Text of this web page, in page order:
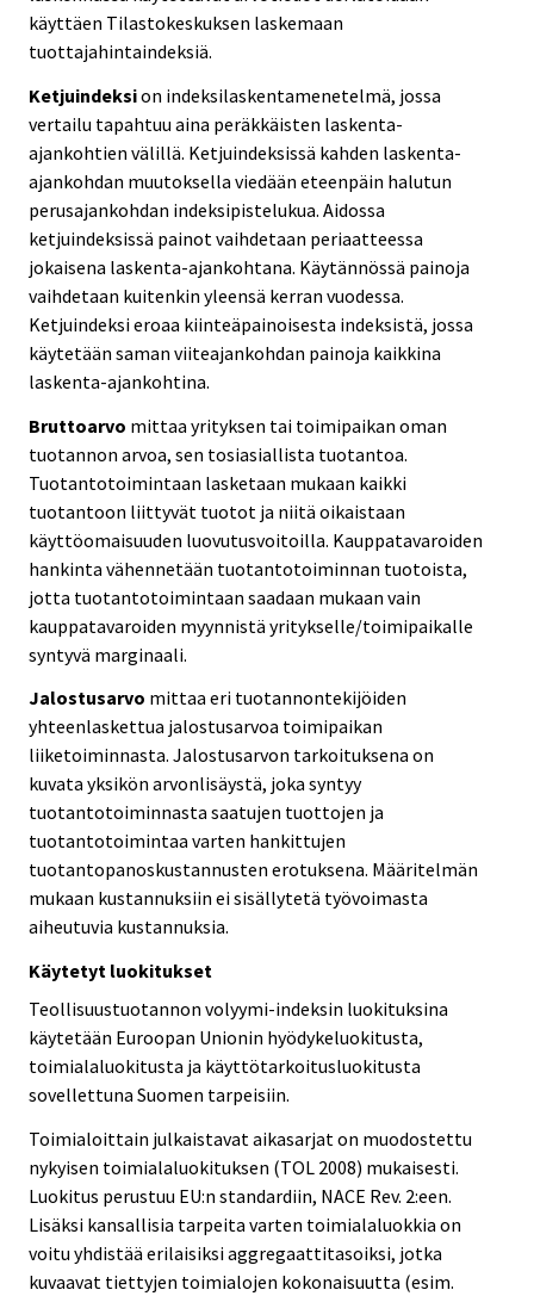
käyttäen Tilastokeskuksen laskemaan
tuottajahintaindeksiä.
Ketjuindeksion indeksilaskentamenetelmä, jossa
vertailu tapahtuu aina peräkkäisten laskenta-
ajankohtien välillä. Ketjuindeksissä kahden laskenta-
ajankohdan muutoksella viedään eteenpäin halutun
perusajankohdan indeksipistelukua. Aidossa
ketjuindeksissä painot vaihdetaan periaatteessa
jokaisena laskenta-ajankohtana. Käytännössä painoja
vaihdetaan kuitenkin yleensä kerran vuodessa.
Ketjuindeksi eroaa kiinteäpainoisesta indeksistä, jossa
käytetään saman viiteajankohdan painoja kaikkina
laskenta-ajankohtina.
Bruttoarvo mittaa yrityksen tai toimipaikan oman
tuotannon arvoa, sen tosiasiallista tuotantoa.
Tuotantotoimintaan lasketaan mukaan kaikki
tuotantoon liittyvät tuotot ja niitä oikaistaan
käyttöomaisuuden luovutusvoitoilla. Kauppatavaroiden
hankinta vähennetään tuotantotoiminnan tuotoista,
jotta tuotantotoimintaan saadaan mukaan vain
kauppatavaroiden myynnistä yritykselle/toimipaikalle
syntyvä marginaali.
Jalostusarvo mittaa eri tuotannontekijöiden
yhteenlaskettua jalostusarvoa toimipaikan
liiketoiminnasta. Jalostusarvon tarkoituksena on
kuvata yksikön arvonlisäystä, joka syntyy
tuotantotoiminnasta saatujen tuottojen ja
tuotantotoimintaa varten hankittujen
tuotantopanoskustannusten erotuksena. Määritelmän
mukaan kustannuksiin ei sisällytetä työvoimasta
aiheutuvia kustannuksia.
Käytetyt luokitukset
Teollisuustuotannon volyymi-indeksin luokituksina
käytetään Euroopan Unionin hyödykeluokitusta,
toimialaluokitusta ja käyttötarkoitusluokitusta
sovellettuna Suomen tarpeisiin.
Toimialoittain julkaistavat aikasarjat on muodostettu
nykyisen toimialaluokituksen (TOL 2008) mukaisesti.
Luokitus perustuu EU:n standardiin, NACE Rev. 2:een.
Lisäksi kansallisia tarpeita varten toimialaluokkia on
voitu yhdistää erilaisiksi aggregaattitasoiksi, jotka
kuvaavat tiettyjen toimialojen kokonaisuutta (esim.